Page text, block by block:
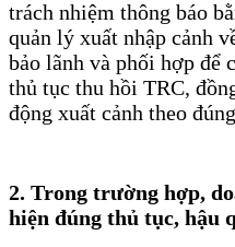
trách nhiệm thông báo
quản lý xuất nhập cảnh
bảo lãnh và phối hợp để
thủ tục thu hồi TRC,
động xuất cảnh theo
2. Trong trường hợp,
hiện đúng thủ tục, hậu